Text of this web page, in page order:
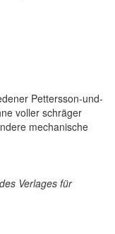
Pettersson-und-
voller schräger
mechanische
Verlages für